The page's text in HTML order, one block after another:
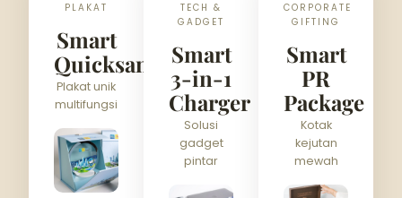
PLAKAT
Smart
Quicksand
Plakat unik
multifungsi
TECH &
GADGET
Smart
3-in-1
Charger
Solusi
gadget
pintar
CORPORATE
GIFTING
Smart
PR
Package
Kotak
kejutan
mewah